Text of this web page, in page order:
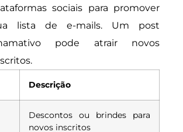
sociais para promover
lista de e-mails. Um post
pode atrair novos
Descrição
Descontos ou brindes para
novos inscritos